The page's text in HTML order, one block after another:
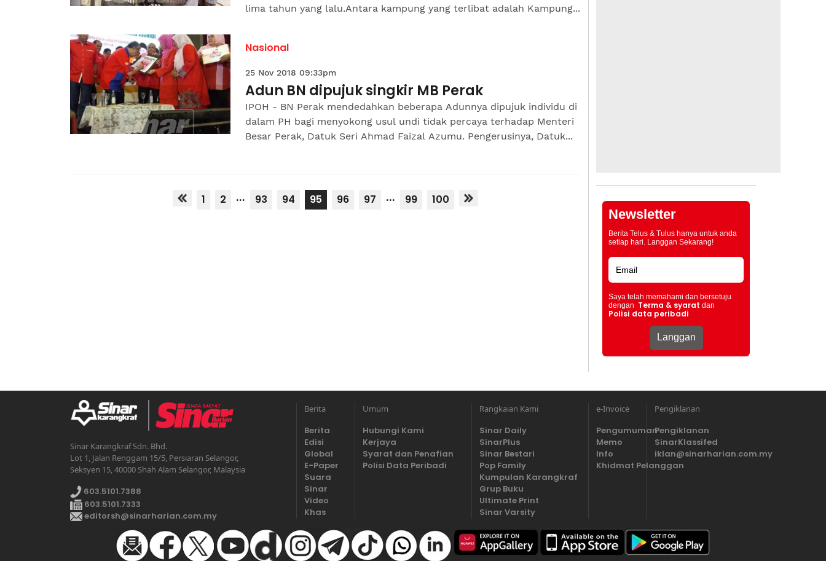
lima tahun yang lalu.Antara kampung yang terlibat adalah Kampung...
Nasional
25 Nov 2018 09:33pm
Adun BN dipujuk singkir MB Perak
IPOH - BN Perak mendedahkan beberapa Adunnya dipujuk individu di
dalam PH bagi menyokong usul undi tidak percaya terhadap Menteri
Besar Perak, Datuk Seri Ahmad Faizal Azumu. Pengerusinya, Datuk...
1 2 ... 93 94 95 96 97 ... 99 100
Newsletter
Berita Telus & Tulus hanya untuk anda
setiap hari. Langgan Sekarang!
Saya telah memahami dan bersetuju
dengan Terma & syarat dan
Polisi data peribadi
Sinar Karangkraf Sdn. Bhd.
Lot 1, Jalan Renggam 15/5, Persiaran Selangor,
Seksyen 15, 40000 Shah Alam Selangor, Malaysia
603.5101.7388
603.5101.7333
editorsh@sinarharian.com.my
Berita
Berita
Edisi
Global
E-Paper
Suara
Sinar
Video
Khas
Umum
Hubungi Kami
Kerjaya
Syarat dan Penafian
Polisi Data Peribadi
Rangkaian Kami
Sinar Daily
SinarPlus
Sinar Bestari
Pop Family
Kumpulan Karangkraf
Grup Buku
Ultimate Print
Sinar Varsity
e-Invoice
Pengumuman
Memo
Info
Khidmat Pelanggan
Pengiklanan
Pengiklanan
SinarKlassifed
iklan@sinarharian.com.my